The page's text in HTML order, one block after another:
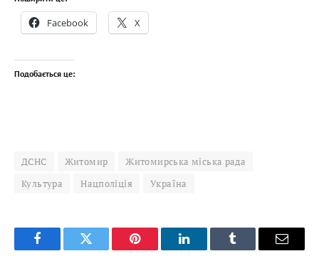
Facebook X
Подобається це:
ДСНС Житомир
Житомирська міська рада
Культура
Нацполіція Україна
FacebookTwitter Pinterest LinkedInTumblr Email